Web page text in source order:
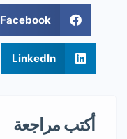
Facebook
LinkedIn
أكتب مراجعة